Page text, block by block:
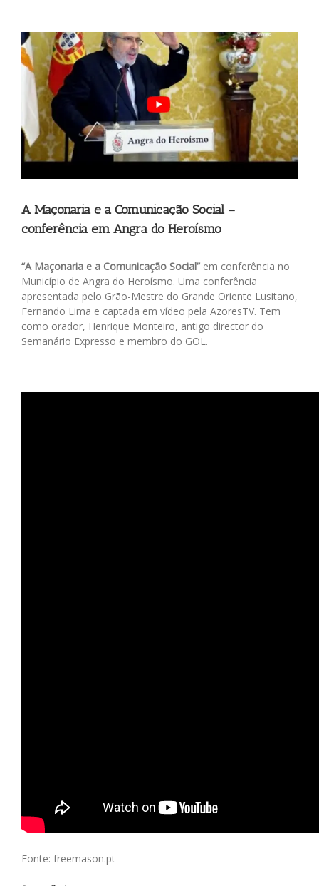
View
Larger
Image
A Maçonaria e a Comunicação Social –
conferência em Angra do Heroísmo
“A Maçonaria e a Comunicação Social” em conferência no
Município de Angra do Heroísmo. Uma conferência
apresentada pelo Grão-Mestre do Grande Oriente Lusitano,
Fernando Lima e captada em vídeo pela AzoresTV. Tem
como orador, Henrique Monteiro, antigo director do
Semanário Expresso e membro do GOL.
Fonte: freemason.pt